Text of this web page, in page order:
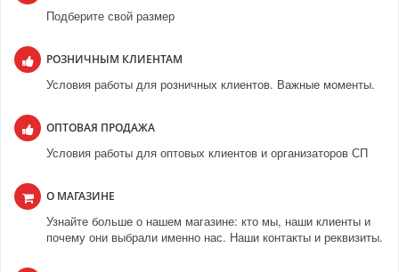
Подберите свой размер
РОЗНИЧНЫМ КЛИЕНТАМ
Условия работы для розничных клиентов. Важные моменты.
ОПТОВАЯ ПРОДАЖА
Условия работы для оптовых клиентов и организаторов СП
О МАГАЗИНЕ
Узнайте больше о нашем магазине: кто мы, наши клиенты и
почему они выбрали именно нас. Наши контакты и реквизиты.